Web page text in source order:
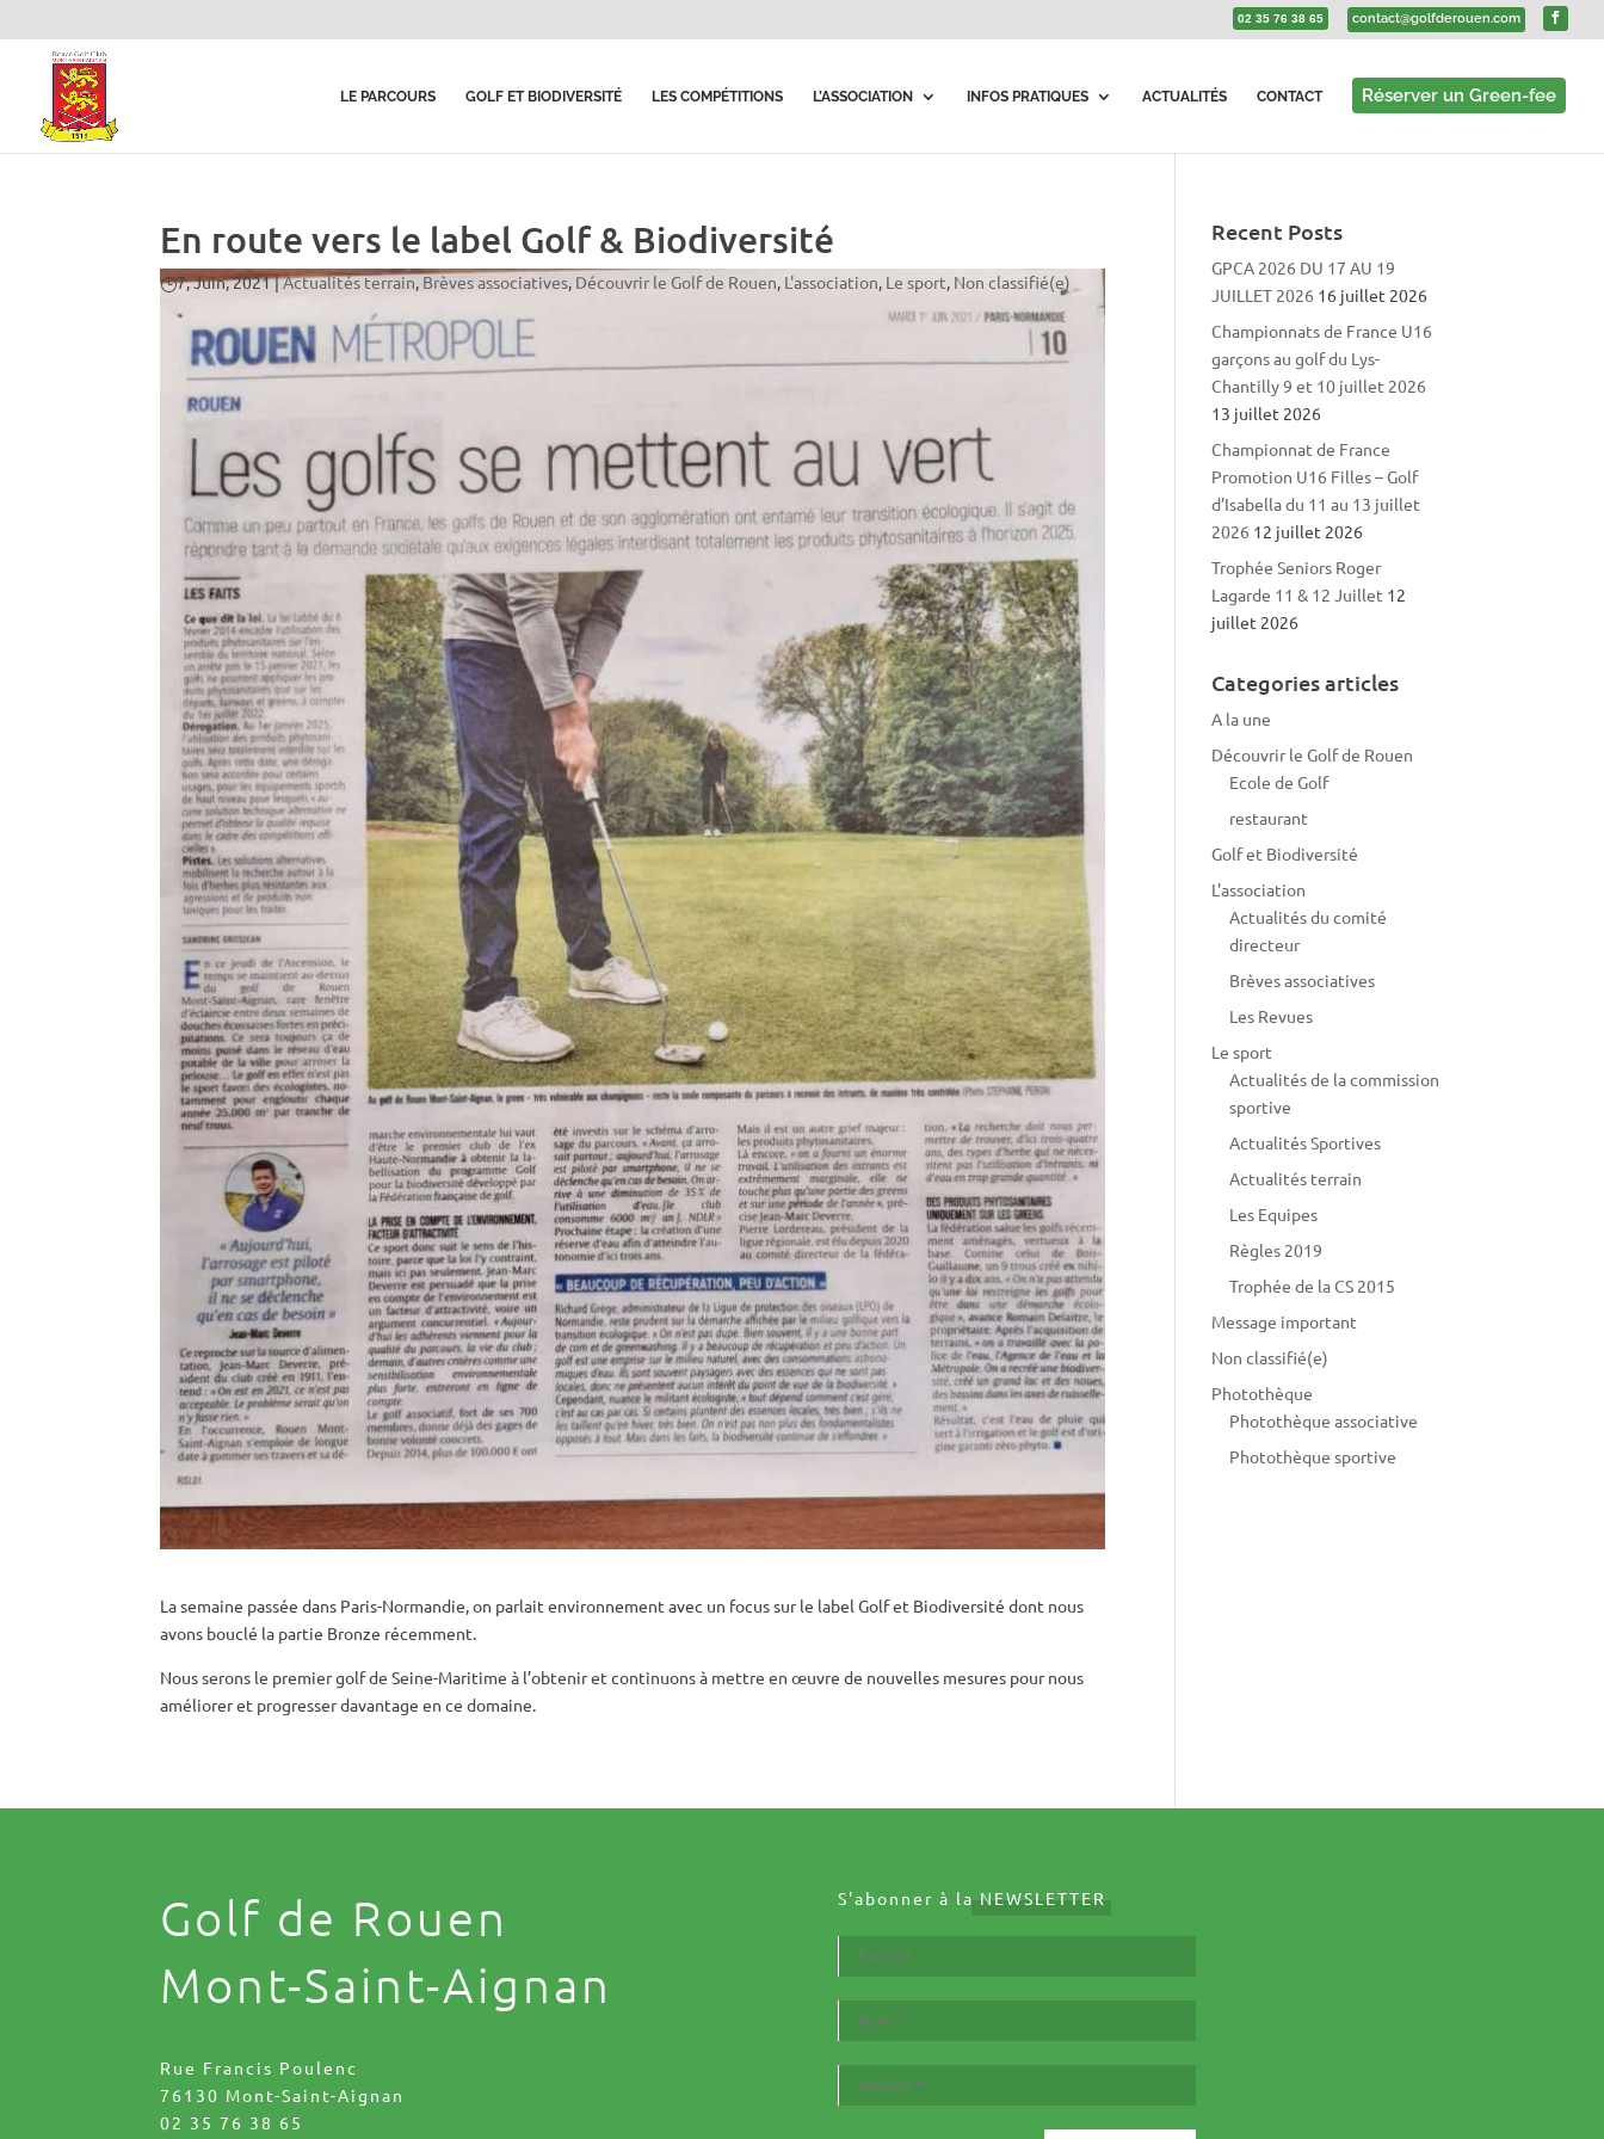
02 35 76 38 65 contact@golfderouen.com
LE PARCOURS GOLF ET BIODIVERSITÉ LES COMPÉTITIONS L’ASSOCIATION INFOS PRATIQUES ACTUALITÉS CONTACT Réserver un Green-fee
En route vers le label Golf & Biodiversité
7, Juin, 2021|Actualités terrain,Brèves associatives, Découvrir le Golf de Rouen, L'association, Le sport, Non classifié(e)
La semaine passée dans Paris-Normandie, on parlait environnement avec un focus sur le label Golf et Biodiversité dont nous
avons bouclé la partie Bronze récemment.
Nous serons le premier golf de Seine-Maritime à l’obtenir et continuons à mettre en œuvre de nouvelles mesures pour nous
améliorer et progresser davantage en ce domaine.
Recent Posts
GPCA 2026 DU 17 AU 19
JUILLET 2026 16 juillet 2026
Championnats de France U16
garçons au golf du Lys-
Chantilly 9 et 10 juillet 2026
13 juillet 2026
Championnat de France
Promotion U16 Filles – Golf
d’Isabella du 11 au 13 juillet
2026 12 juillet 2026
Trophée Seniors Roger
Lagarde 11 & 12 Juillet 12
juillet 2026
Categories articles
A la une
Découvrir le Golf de Rouen
Ecole de Golf
restaurant
Golf et Biodiversité
L'association
Actualités du comité
directeur
Brèves associatives
Les Revues
Le sport
Actualités de la commission
sportive
Actualités Sportives
Actualités terrain
Les Equipes
Règles 2019
Trophée de la CS 2015
Message important
Non classifié(e)
Photothèque
Photothèque associative
Photothèque sportive
Golf de Rouen
Mont-Saint-Aignan
Rue Francis Poulenc
76130 Mont-Saint-Aignan
02 35 76 38 65
S'abonner à la NEWSLETTER